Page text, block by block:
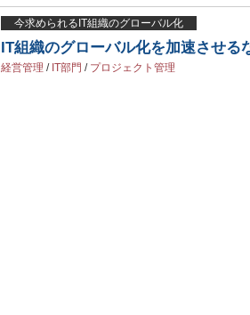
今求められるIT組織のグローバル化
IT組織のグローバル化を加速させる
経営管理 / IT部門 / プロジェクト管理